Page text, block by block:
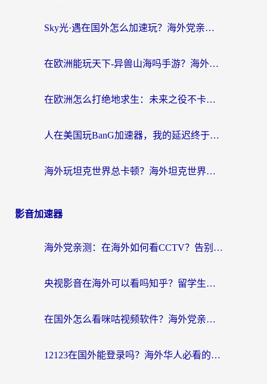
Sky光·遇在国外怎么加速玩？海外党亲测有效的国服游戏加速指南
在欧洲能玩天下-异兽山海吗手游？海外玩家的加速器生存指南
在欧洲怎么打绝地求生：未来之役不卡？留学生亲测的加速器避坑指南
人在美国玩BanG加速器，我的延迟终于绿了
海外玩坦克世界总卡顿？海外坦克世界加速器有哪些？实测好用的选择在这里
影音加速器
海外党亲测：在海外如何看CCTV？告别“仅限大陆播放”的实用指南
央视影音在海外可以看吗知乎？留学生亲测：3步解决地域限制+追剧自由
在国外怎么看咪咕视频软件？海外党亲测有效的回国加速方案
12123在国外能登录吗？海外华人必看的回国加速实用指南